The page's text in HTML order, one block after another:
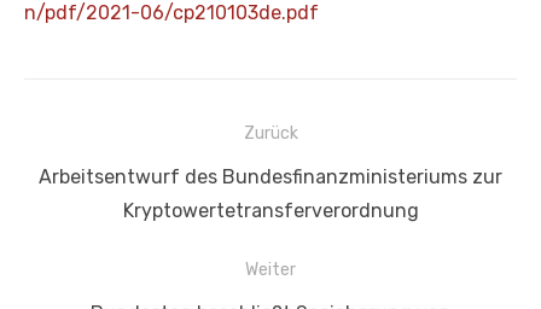
n/pdf/2021-06/cp210103de.pdf
Beitragsnavigation
Zurück
Vorheriger
Arbeitsentwurf des Bundesfinanzministeriums zur
Kryptowertetransferverordnung
Weiter